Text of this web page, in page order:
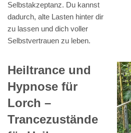
Selbstakzeptanz. Du kannst
dadurch, alte Lasten hinter dir
zu lassen und dich voller
Selbstvertrauen zu leben.
Heiltrance und
Hypnose für
Lorch –
Trancezustände